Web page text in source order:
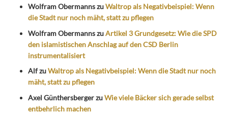
Wolfram ObermannszuWaltrop als Negativbeispiel: Wenn
die Stadt nur noch mäht, statt zu pflegen
Wolfram ObermannszuArtikel 3 Grundgesetz: Wie die SPD
den islamistischen Anschlag auf den CSD Berlin
instrumentalisiert
AlfzuWaltrop als Negativbeispiel: Wenn die Stadt nur noch
mäht, statt zu pflegen
Axel GünthersbergerzuWie viele Bäcker sich gerade selbst
entbehrlich machen